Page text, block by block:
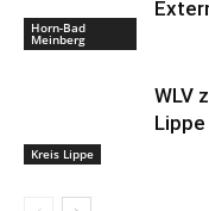
Horn-Bad
Meinberg
Kreis Lippe
WLV